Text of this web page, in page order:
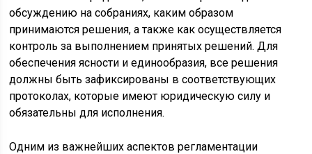
обсуждению на собраниях, каким образом
принимаются решения, а также как осуществляется
контроль за выполнением принятых решений. Для
обеспечения ясности и единообразия, все решения
должны быть зафиксированы в соответствующих
протоколах, которые имеют юридическую силу и
обязательны для исполнения.
Одним из важнейших аспектов регламентации